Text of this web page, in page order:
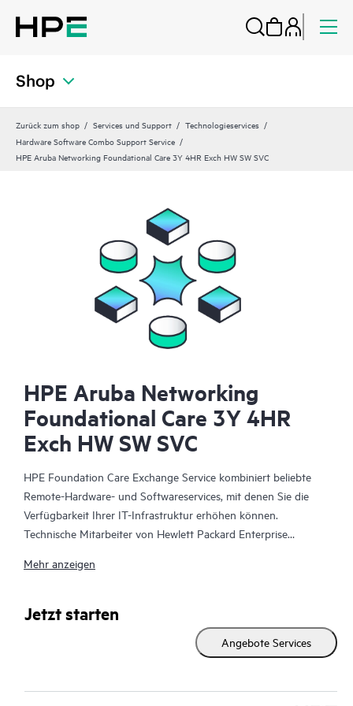
Shop
Zurück zum shop Services und Support
Technologieservices
Hardware Software Combo Support Service
HPE Aruba Networking Foundational Care 3Y 4HR Exch HW SW SVC
HPE Aruba Networking
Foundational Care 3Y 4HR
Exch HW SW SVC
HPE Foundation Care Exchange Service kombiniert beliebte
Remote-Hardware- und Softwareservices, mit denen Sie die
Verfügbarkeit Ihrer IT-Infrastruktur erhöhen können.
Technische Mitarbeiter von Hewlett Packard Enterprise
Behebung von Hardware- und Softwareproblemen zu
Mit dem Hardwareaustausch steht ein zuverlässiger und
schneller Teileaustauschservice für qualifizierte Hewlett Packard
Mehr anzeigen
Jetzt starten
Angebote Services